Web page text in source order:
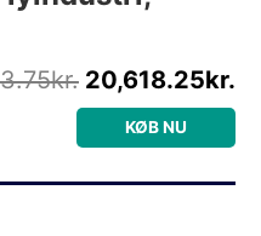
kr. 20,618.25kr.
KØB NU